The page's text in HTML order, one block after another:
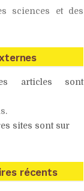
sciences et des
articles sont
.
sites sont sur
récents